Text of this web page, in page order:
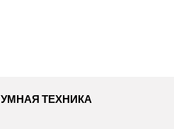
УМНАЯ ТЕХНИКА